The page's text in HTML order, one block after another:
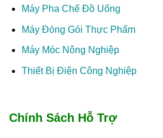
Máy Pha Chế Đồ Uống
Máy Đóng Gói Thực Phẩm
Máy Móc Nông Nghiệp
Thiết Bị Điện Công Nghiệp
Chính Sách Hỗ Trợ